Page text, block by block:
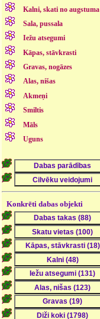
Kalni, skati no augstuma
Sala, pussala
Iežu atsegumi
Kāpas, stāvkrasti
Gravas, nogāzes
Alas, nišas
Akmeņi
Smiltis
Māls
Uguns
Konkrēti dabas objekti